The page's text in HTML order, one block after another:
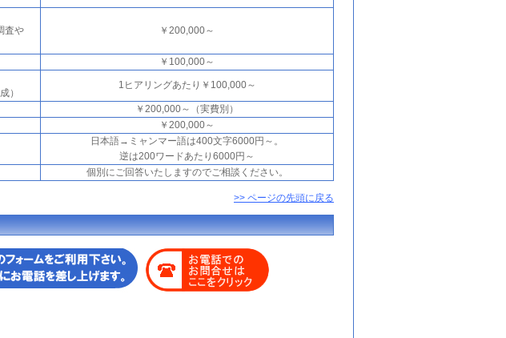
査や
￥200,000～
￥100,000～
）
1ヒアリングあたり￥100,000～
￥200,000～（実費別）
￥200,000～
日本語→ミャンマー語は400文字6000円～。
逆は200ワードあたり6000円～
個別にご回答いたしますのでご相談ください。
>> ページの先頭に戻る